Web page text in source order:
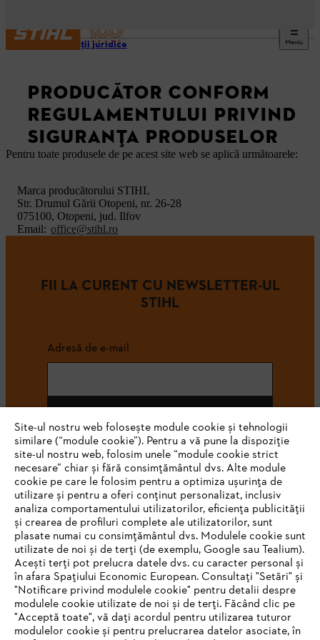
Meniu
Informații juridice
PRODUCĂTOR CONFORM
REGULAMENTULUI PRIVIND
SIGURANȚA PRODUSELOR
Pentru toate produsele de pe acest site web se aplică următoarele:
Marca producătorului STIHL
Str. Drumul Gării Otopeni, nr. 26-28
075100, Otopeni, jud. Ilfov
Email: office@stihl.ro
FII LA CURENT CU NEWSLETTER-UL
STIHL
Adresă de e-mail
#STIHL
STIHL Romania
Site-ul nostru web folosește module cookie și tehnologii
similare (“module cookie”). Pentru a vă pune la dispoziție
site-ul nostru web, folosim unele “module cookie strict
necesare” chiar și fără consimțământul dvs. Alte module
cookie pe care le folosim pentru a optimiza ușurința de
utilizare și pentru a oferi conținut personalizat, inclusiv
analiza comportamentului utilizatorilor, eficiența publicității
și crearea de profiluri complete ale utilizatorilor, sunt
plasate numai cu consimțământul dvs. Modulele cookie sunt
utilizate de noi și de terți (de exemplu, Google sau Tealium).
Acești terți pot prelucra datele dvs. cu caracter personal și
în afara Spațiului Economic European. Consultați "Setări" și
"Notificare privind modulele cookie" pentru detalii despre
modulele cookie utilizate de noi și de terți. Făcând clic pe
"Acceptă toate", vă dați acordul pentru utilizarea tuturor
modulelor cookie și pentru prelucrarea datelor asociate, în